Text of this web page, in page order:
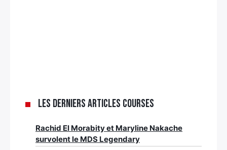
Les derniers articles Courses
Rachid El Morabity et Maryline Nakache
survolent le MDS Legendary